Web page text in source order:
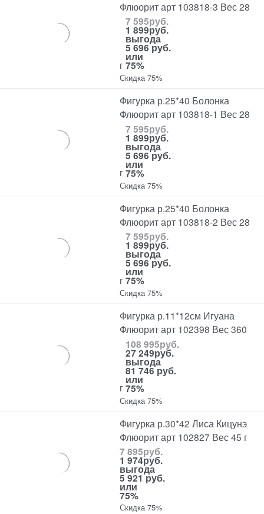
Флюорит арт 103818-3 Вес 28
г
7 595руб.
1 899руб.
выгода
5 696 руб.
или
75%
Скидка 75%
Фигурка р.25*40 Болонка
Флюорит арт 103818-1 Вес 28
г
7 595руб.
1 899руб.
выгода
5 696 руб.
или
75%
Скидка 75%
Фигурка р.25*40 Болонка
Флюорит арт 103818-2 Вес 28
г
7 595руб.
1 899руб.
выгода
5 696 руб.
или
75%
Скидка 75%
Фигурка р.11*12см Игуана
Флюорит арт 102398 Вес 360
г
108 995руб.
27 249руб.
выгода
81 746 руб.
или
75%
Скидка 75%
Фигурка р.30*42 Лиса Кицунэ
Флюорит арт 102827 Вес 45 г
7 895руб.
1 974руб.
выгода
5 921 руб.
или
75%
Скидка 75%